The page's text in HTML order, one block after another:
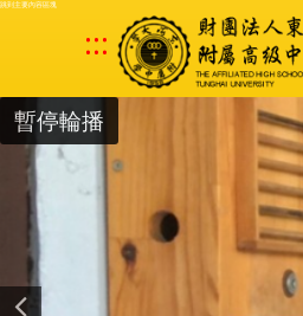
跳到主要內容區塊
:::
暫停輪播